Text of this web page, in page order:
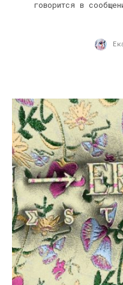
говорится в